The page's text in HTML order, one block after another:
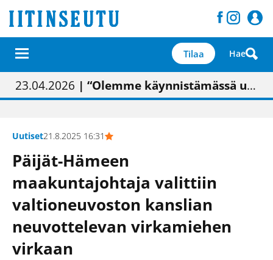
Tilaa Hae
01.02.2026 | Painon vaihtumisen pitäisi näkyä hieman parempana painojäljen laatuna lehdessä
05.02.2026 | Uudistettu kunnantalo on valoisa
23.04.2026 | “Olemme käynnistämässä uudelleen keskustavisiotyön”
09.05.2026| "Maalla on totuttu elämään omavaraisemmin kuin kaupungissa"
Uutiset21.8.2025 16:31
Päijät-Hämeen
maakuntajohtaja valittiin
valtioneuvoston kanslian
neuvottelevan virkamiehen
virkaan